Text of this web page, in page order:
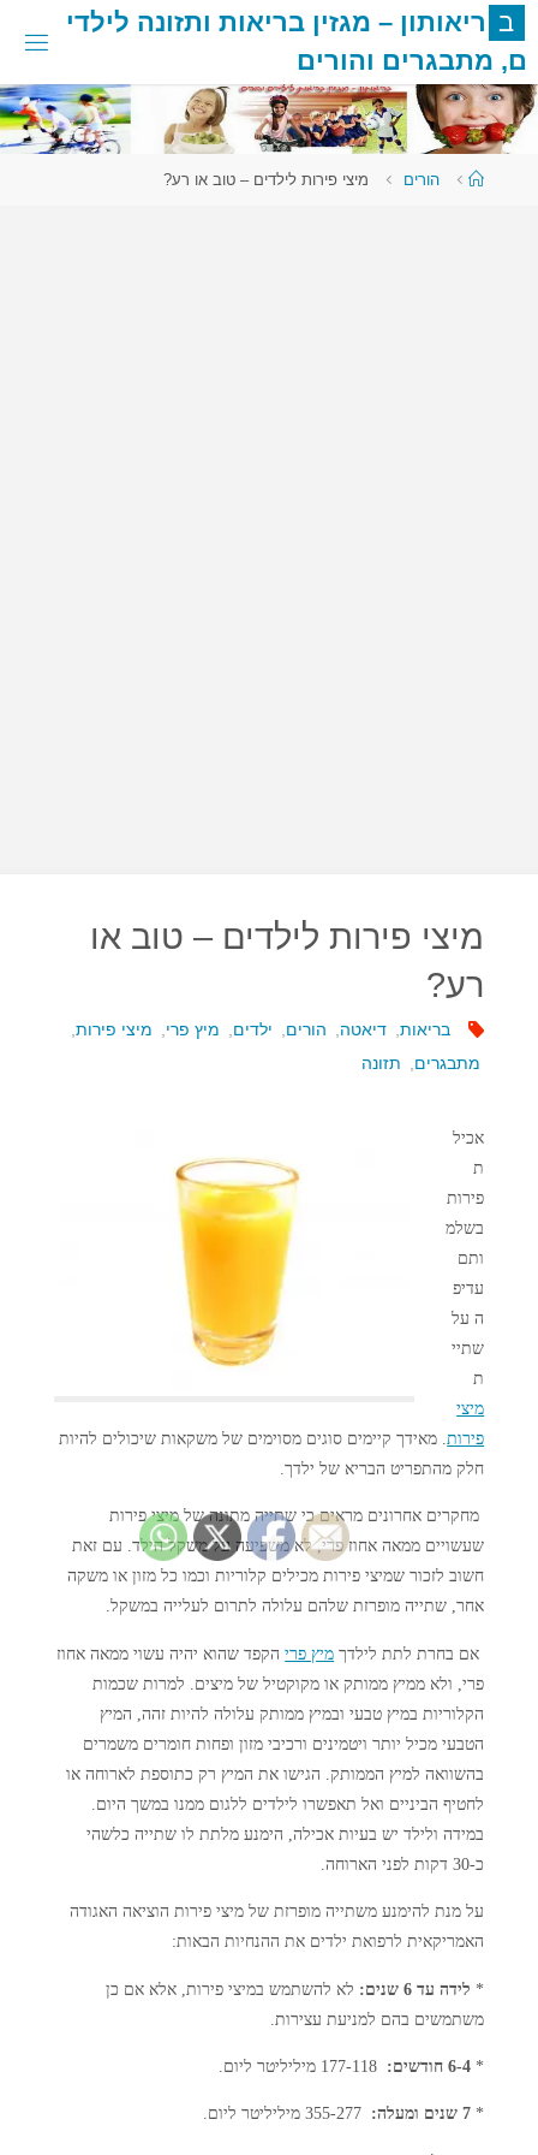
דלגו
לתוכן
ב ריאותון – מגזין בריאות ותזונה לילדי
ם, מתבגרים והורים
עמודהורים מיצי פירות לילדים – טוב או רע?
מיצי פירות לילדים – טוב או
רע?
בריאות דיאטה הורים ילדים מיץ פרי מיצי פירות,
מתבגרים
תזונה
אכיל
ת
פירות
בשלמ
ותם
עדיפ
ה על
שתיי
ת
מיצי
פירות. מאידך קיימים סוגים מסוימים של משקאות שיכולים להיות
חלק מהתפריט הבריא של ילדך.
מחקרים אחרונים מראים כי שתייה מתונה של מיצי פירות
שעשויים ממאה אחוז פרי, לא משפיעה על משקל הילד. עם זאת
חשוב לזכור שמיצי פירות מכילים קלוריות וכמו כל מזון או משקה
אחר, שתייה מופרזת שלהם עלולה לתרום לעלייה במשקל.
אם בחרת לתת לילדך מיץ פריהקפד שהוא יהיה עשוי ממאה אחוז
פרי, ולא ממיץ ממותק או מקוקטיל של מיצים. למרות שכמות
הקלוריות במיץ טבעי ובמיץ ממותק עלולה להיות זהה, המיץ
הטבעי מכיל יותר ויטמינים ורכיבי מזון ופחות חומרים משמרים
בהשוואה למיץ הממותק. הגישו את המיץ רק כתוספת לארוחה או
לחטיף הביניים ואל תאפשרו לילדים ללגום ממנו במשך היום.
במידה ולילד יש בעיות אכילה, הימנע מלתת לו שתייה כלשהי
כ-30 דקות לפני הארוחה.
על מנת להימנע משתייה מופרזת של מיצי פירות הוציאה האגודה
האמריקאית לרפואת ילדים את ההנחיות הבאות:
* לידה עד 6 שנים:
לא להשתמש במיצי פירות, אלא אם כן
משתמשים בהם למניעת עצירות.
* 6-4 חודשים:
* 7 שנים ומעלה: